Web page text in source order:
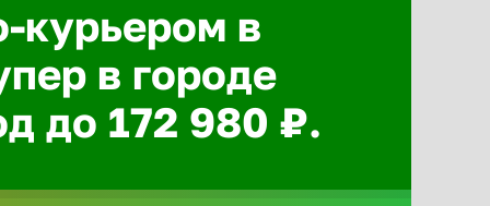
курьером в
в городе
до 172 980 ₽.